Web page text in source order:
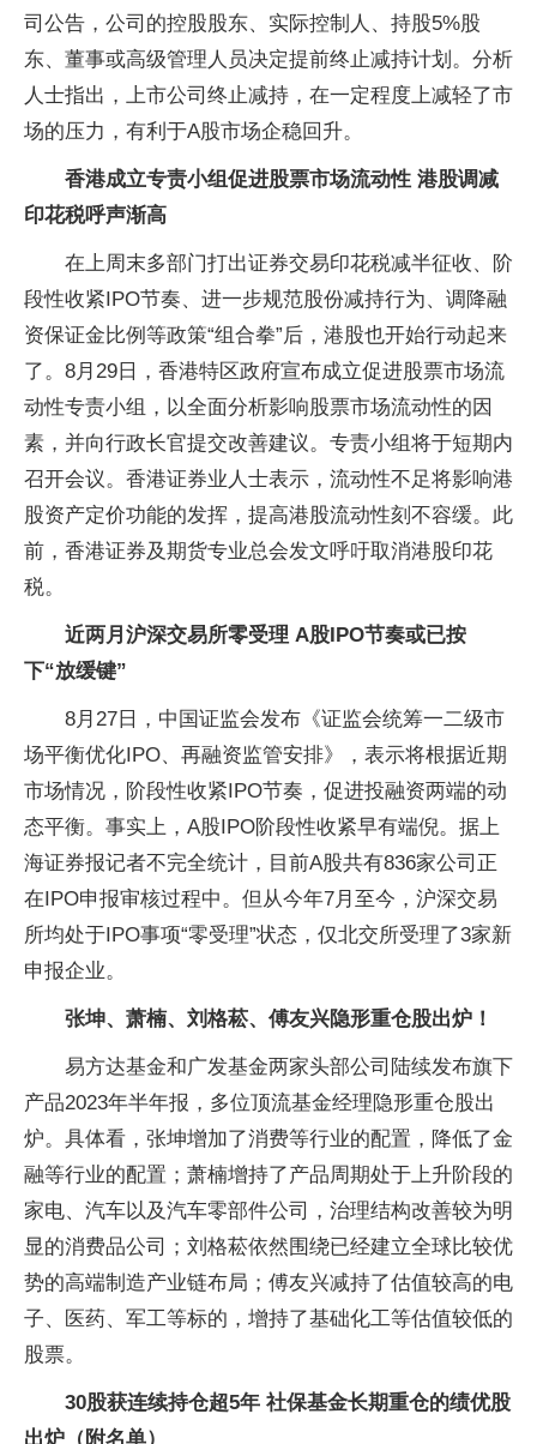
司公告，公司的控股股东、实际控制人、持股5%股
东、董事或高级管理人员决定提前终止减持计划。分析
人士指出，上市公司终止减持，在一定程度上减轻了市
场的压力，有利于A股市场企稳回升。
香港成立专责小组促进股票市场流动性 港股调减
印花税呼声渐高
在上周末多部门打出证券交易印花税减半征收、阶
段性收紧IPO节奏、进一步规范股份减持行为、调降融
资保证金比例等政策“组合拳”后，港股也开始行动起来
了。8月29日，香港特区政府宣布成立促进股票市场流
动性专责小组，以全面分析影响股票市场流动性的因
素，并向行政长官提交改善建议。专责小组将于短期内
召开会议。香港证券业人士表示，流动性不足将影响港
股资产定价功能的发挥，提高港股流动性刻不容缓。此
前，香港证券及期货专业总会发文呼吁取消港股印花
税。
近两月沪深交易所零受理 A股IPO节奏或已按
下“放缓键”
8月27日，中国证监会发布《证监会统筹一二级市
场平衡优化IPO、再融资监管安排》，表示将根据近期
市场情况，阶段性收紧IPO节奏，促进投融资两端的动
态平衡。事实上，A股IPO阶段性收紧早有端倪。据上
海证券报记者不完全统计，目前A股共有836家公司正
在IPO申报审核过程中。但从今年7月至今，沪深交易
所均处于IPO事项“零受理”状态，仅北交所受理了3家新
申报企业。
张坤、萧楠、刘格菘、傅友兴隐形重仓股出炉！
易方达基金和广发基金两家头部公司陆续发布旗下
产品2023年半年报，多位顶流基金经理隐形重仓股出
炉。具体看，张坤增加了消费等行业的配置，降低了金
融等行业的配置；萧楠增持了产品周期处于上升阶段的
家电、汽车以及汽车零部件公司，治理结构改善较为明
显的消费品公司；刘格菘依然围绕已经建立全球比较优
势的高端制造产业链布局；傅友兴减持了估值较高的电
子、医药、军工等标的，增持了基础化工等估值较低的
股票。
30股获连续持仓超5年 社保基金长期重仓的绩优股
出炉（附名单）